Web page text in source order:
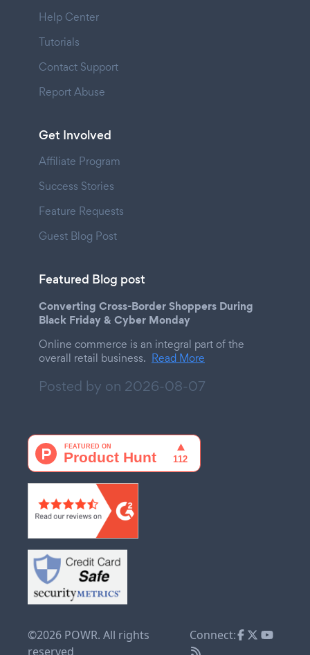
Help Center
Tutorials
Contact Support
Report Abuse
Get Involved
Affiliate Program
Success Stories
Feature Requests
Guest Blog Post
Featured Blog post
Converting Cross-Border Shoppers During
Black Friday & Cyber Monday
Online commerce is an integral part of the
overall retail business. Read More
Posted by on 2026-08-07
©2026 POWR. All rights
reserved
Connect: